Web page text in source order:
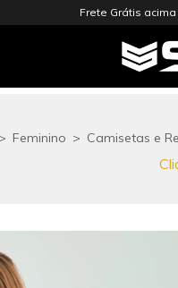
Frete Grátis
Feminino > Camisetas e